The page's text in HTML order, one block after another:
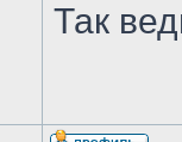
Так